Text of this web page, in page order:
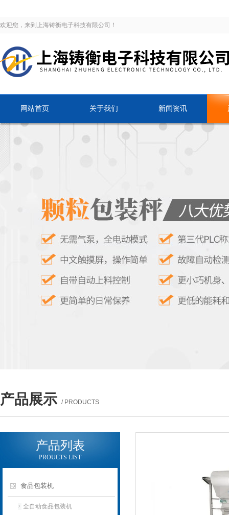
欢迎您，来到上海铸衡电子科技有限公司！
网站首页 关于我们 新闻资讯
产品展示 / PRODUCTS
产品列表
PROUCTS LIST
食品包装机
全自动食品包装机